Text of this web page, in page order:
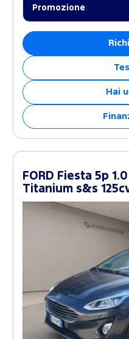
Promozione
Hai
FORD Fiesta 5p
Titanium s&s